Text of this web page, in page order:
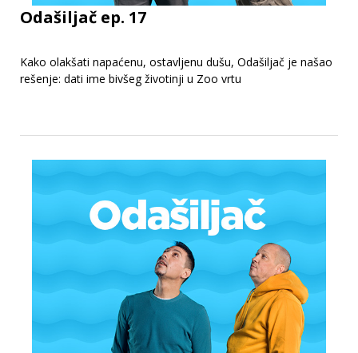
Odašiljač ep. 17
Kako olakšati napaćenu, ostavljenu dušu, Odašiljač je našao
rešenje: dati ime bivšeg životinji u Zoo vrtu